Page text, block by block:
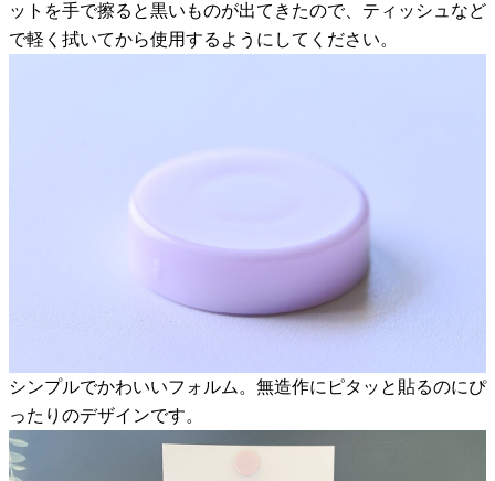
ットを手で擦ると黒いものが出てきたので、ティッシュなど
で軽く拭いてから使用するようにしてください。
シンプルでかわいいフォルム。無造作にピタッと貼るのにぴ
ったりのデザインです。